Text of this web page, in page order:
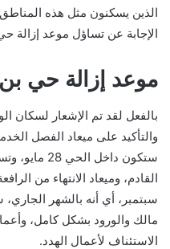
الذين يسكنون مثل هذه
الإجابة عن تساؤل موعد إزالة حي
موعد إزالة حي بن
ستكون داخل
القادم، وميعاد الانتهاء من
سبتمبر، أي أنه بالشهر الجاري،
مالك والورود بشكل كامل،
الاستئناف لأعمال الهدد.